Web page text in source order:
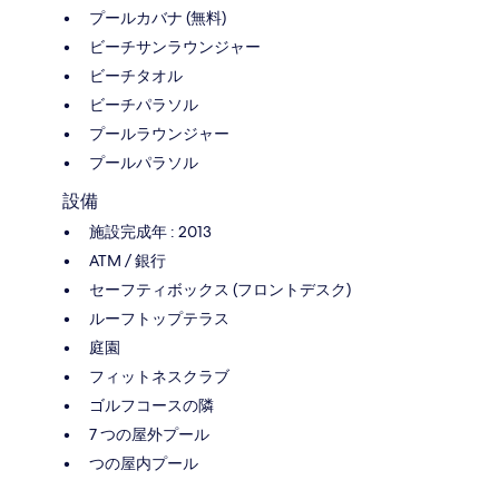
プールカバナ (無料)
ビーチサンラウンジャー
ビーチタオル
ビーチパラソル
プールラウンジャー
プールパラソル
設備
施設完成年 : 2013
ATM / 銀行
セーフティボックス (フロントデスク)
ルーフトップテラス
庭園
フィットネスクラブ
ゴルフコースの隣
7 つの屋外プール
つの屋内プール